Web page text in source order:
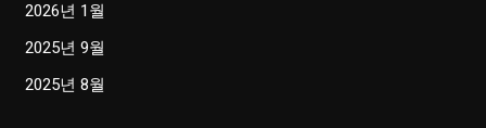
2026년 1월
2025년 9월
2025년 8월